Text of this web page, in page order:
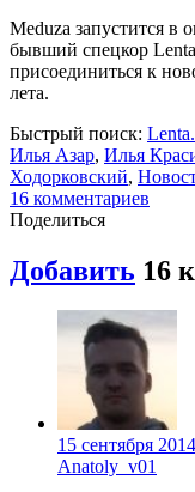
Meduza запустится в
бывший спецкор
присоединиться к
лета.
Быстрый поиск:
Илья Азар, Илья
Ходорковский,
16 комментариев
Поделиться
Добавить 16
15 сентября
Anatoly_v01